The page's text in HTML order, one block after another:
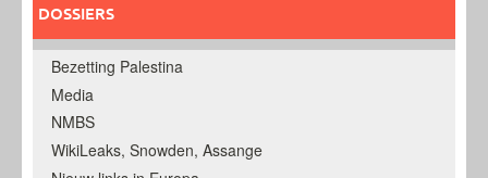
DOSSIERS
Bezetting Palestina
Media
NMBS
WikiLeaks, Snowden, Assange